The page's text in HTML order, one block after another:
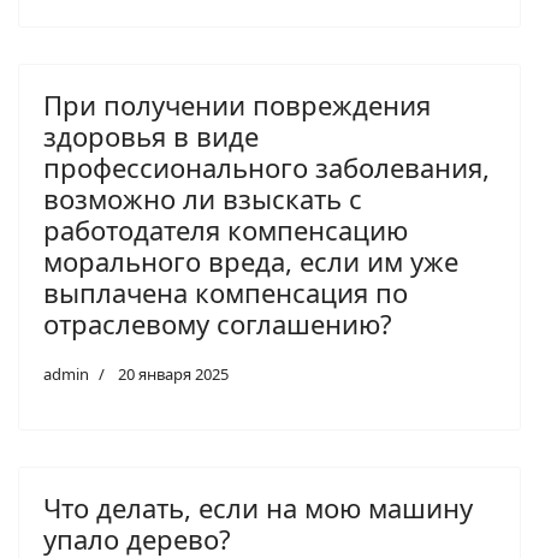
При получении повреждения
здоровья в виде
профессионального заболевания,
возможно ли взыскать с
работодателя компенсацию
морального вреда, если им уже
выплачена компенсация по
отраслевому соглашению?
admin 20 января 2025
Что делать, если на мою машину
упало дерево?